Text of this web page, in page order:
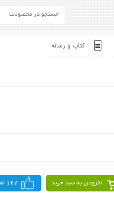
کتاب و رسانه
افزودن به سبد خرید 124 نفر